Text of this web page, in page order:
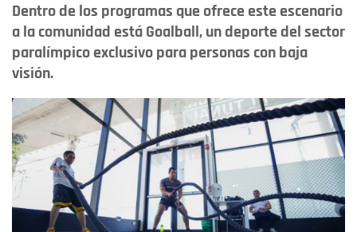
Dentro de los programas que ofrece este escenario
a la comunidad está Goalball, un deporte del sector
paralímpico exclusivo para personas con baja
visión.